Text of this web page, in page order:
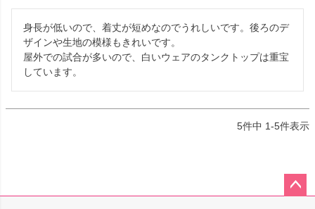
身長が低いので、着丈が短めなのでうれしいです。後ろのデ
ザインや生地の模様もきれいです。
屋外での試合が多いので、白いウェアのタンクトップは重宝
しています。
5件中 1-5件表示